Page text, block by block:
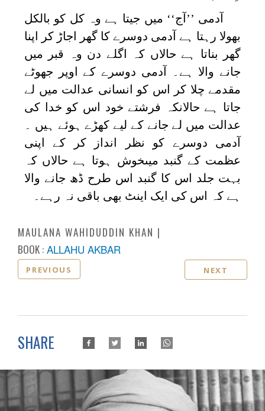
آدمی ’’آج‘‘ میں جیتا ہے وہ کل کو بالکل
بھولا رہتا ہے آدمی دوسرے کا گھر اجاڑ کر اپنا
گھر بناتا ہے حالاں کہ اگلے دن وہ قبر میں
جانے والا ہے۔ آدمی دوسرے کے اوپر جھوٹے
مقدمے چلا کر اس کو انسانی عدالت میں لے
جاتا ہے حالانکہ فرشتے خود اس کو خدا کی
عدالت میں لے جانے کے لیے کھڑے ہوئے ہیں ۔
آدمی دوسرے کو نظر انداز کر کے اپنی
عظمت کے گنبد میںخوش ہوتا ہے حالاں کہ
بہت جلد اس کا گنبد اس طرح ڈھ جانے والا
ہے کہ اس کی ایک اینٹ بھی باقی نہ رہے۔
MAULANA WAHIDUDDIN KHAN
BOOK : ALLAHU AKBAR
PREVIOUS NEXT
SHARE